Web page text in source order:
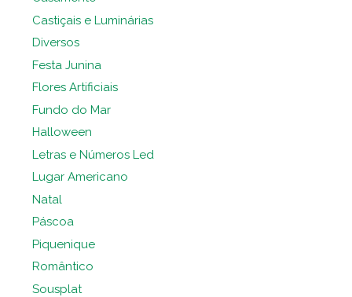
Castiçais e Luminárias
Diversos
Festa Junina
Flores Artificiais
Fundo do Mar
Halloween
Letras e Números Led
Lugar Americano
Natal
Páscoa
Piquenique
Romântico
Sousplat